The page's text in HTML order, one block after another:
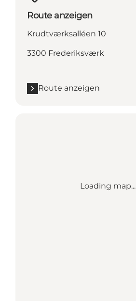
Route anzeigen
Krudtværksalléen 10
3300 Frederiksværk
Route anzeigen
Loading map...